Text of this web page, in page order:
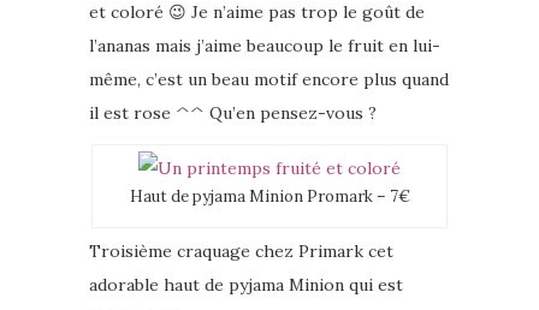
et coloré 😉 Je n’aime pas trop le goût de
l’ananas mais j’aime beaucoup le fruit en lui-
même, c’est un beau motif encore plus quand
il est rose ^^ Qu’en pensez-vous ?
Haut de pyjama Minion Promark – 7€
Troisième craquage chez Primark cet
adorable haut de pyjama Minion qui est